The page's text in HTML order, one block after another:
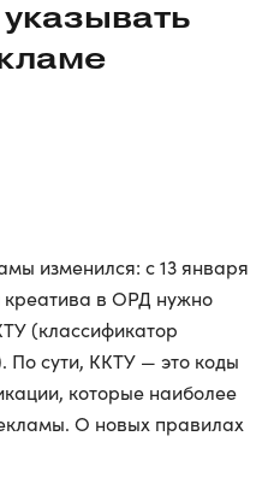
изменился: с 13 января
креатива в ОРД нужно
(классификатор
По сути, ККТУ — это коды
которые наиболее
О новых правилах